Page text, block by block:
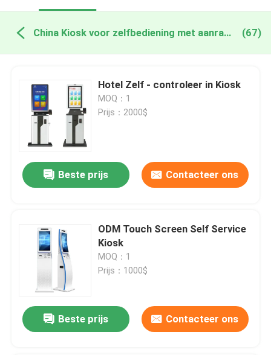
China Kiosk voor zelfbediening met aanraakscherm (67)
Hotel Zelf - controleer in Kiosk
MOQ：1
Prijs：2000$
Beste prijs Contacteer ons
ODM Touch Screen Self Service
Kiosk
MOQ：1
Prijs：1000$
Beste prijs Contacteer ons